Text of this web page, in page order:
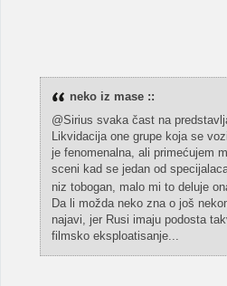
neko iz mase ::
@Sirius svaka čast na
Likvidacija one grupe koja se
je fenomenalna, ali primećujem
sceni kad se jedan od
niz tobogan, malo mi to deluje
Da li možda neko zna o još
najavi, jer Rusi imaju podosta
filmsko eksploatisanje...